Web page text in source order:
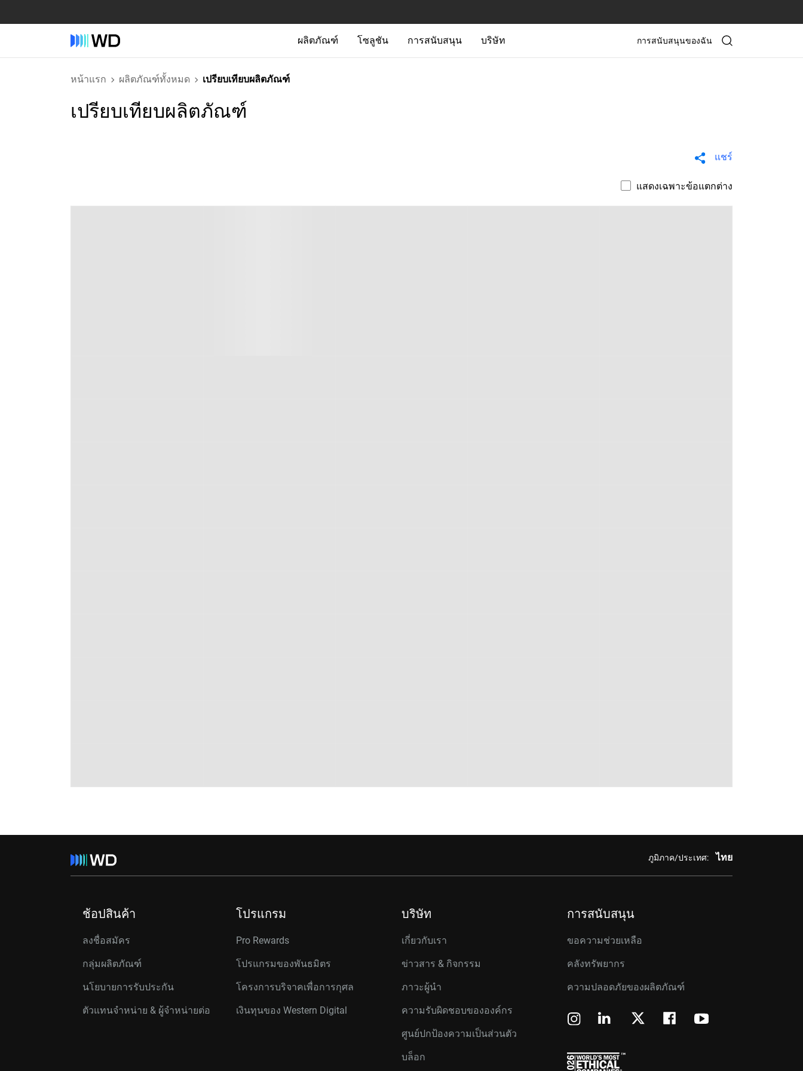
ผลิตภัณฑ์ โซลูชัน การสนับสนุน บริษัท การสนับสนุนของฉัน
หน้าแรก ผลิตภัณฑ์ทั้งหมด เปรียบเทียบผลิตภัณฑ์
เปรียบเทียบผลิตภัณฑ์
แชร์
แสดงเฉพาะข้อแตกต่าง
ภูมิภาค/ประเทศ: ไทย
ช้อปสินค้า
ลงชื่อสมัคร
กลุ่มผลิตภัณฑ์
นโยบายการรับประกัน
ตัวแทนจำหน่าย & ผู้จำหน่ายต่อ
โปรแกรม
Pro Rewards
โปรแกรมของพันธมิตร
โครงการบริจาคเพื่อการกุศล
เงินทุนของ Western Digital
บริษัท
เกี่ยวกับเรา
ข่าวสาร & กิจกรรม
ภาวะผู้นำ
ความรับผิดชอบขององค์กร
ศูนย์ปกป้องความเป็นส่วนตัว
บล็อก
การสนับสนุน
ขอความช่วยเหลือ
คลังทรัพยากร
ความปลอดภัยของผลิตภัณฑ์